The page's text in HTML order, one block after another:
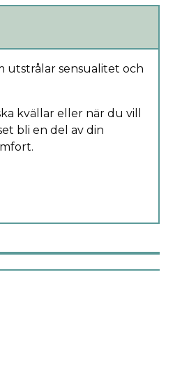
utstrålar sensualitet och
kvällar eller när du vill
bli en del av din